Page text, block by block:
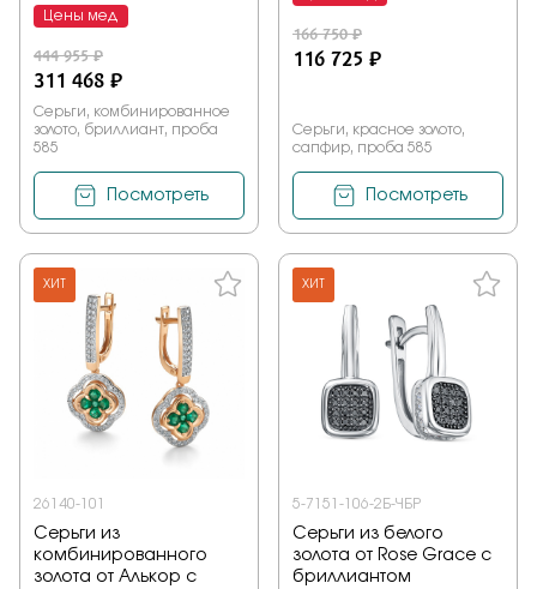
Цены мед
444 955 ₽
311 468 ₽
Серьги, комбинированное
золото, бриллиант, проба
585
Посмотреть
166 750 ₽
116 725 ₽
Серьги, красное золото,
сапфир, проба 585
Посмотреть
ХИТ
26140-101
Серьги из
комбинированного
золота от Алькор с
ХИТ
5-7151-106-2Б-ЧБР
Серьги из белого
золота от Rose Grace с
бриллиантом